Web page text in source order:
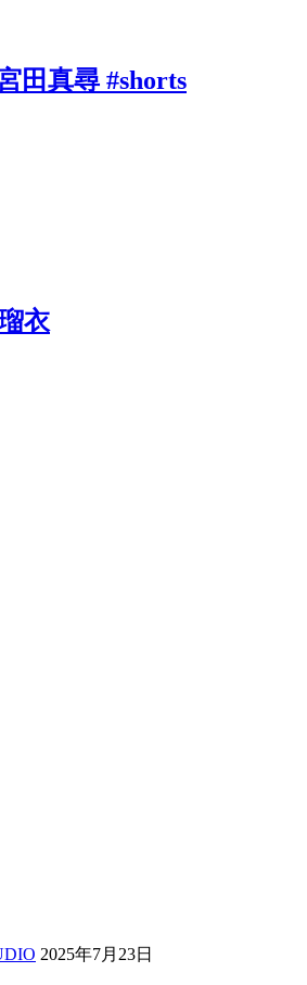
田真尋 #shorts
衣
2025年7月23日